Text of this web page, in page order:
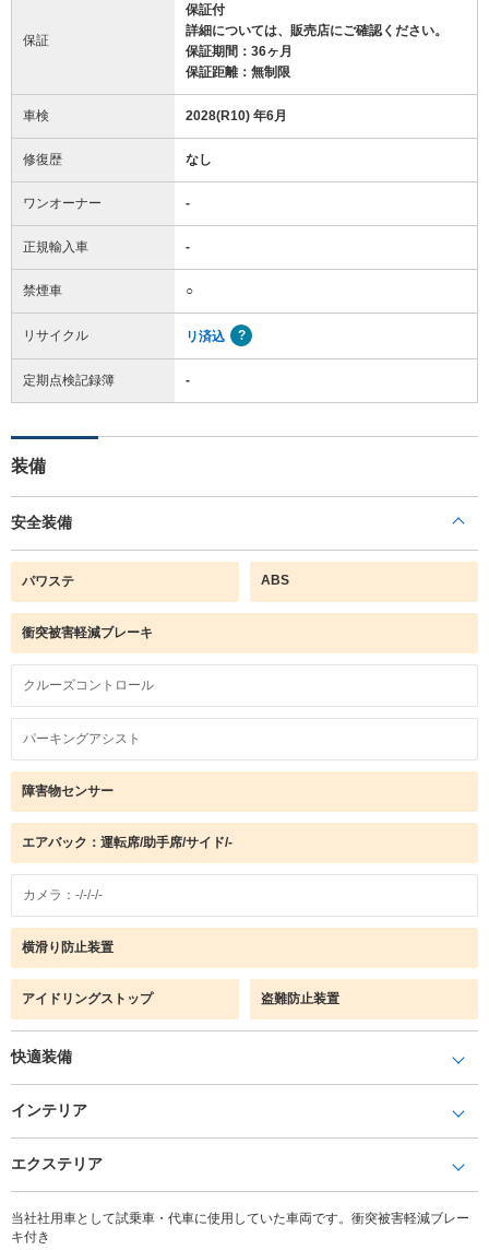
保証
保証付
詳細については、販売店にご確認ください。
保証期間：36ヶ月
保証距離：無制限
車検 2028(R10) 年6月
修復歴 なし
ワンオーナー -
正規輸入車 -
禁煙車 ○
リサイクル リ済込
定期点検記録簿 -
装備
安全装備
パワステ ABS
衝突被害軽減ブレーキ
クルーズコントロール
パーキングアシスト
障害物センサー
エアバック：運転席/助手席/サイド/-
カメラ：-/-/-/-
横滑り防止装置
アイドリングストップ 盗難防止装置
快適装備
インテリア
エクステリア
当社社用車として試乗車・代車に使用していた車両です。衝突被害軽減ブレー
キ付き